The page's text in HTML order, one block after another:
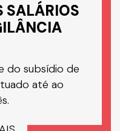
SALÁRIOS
do subsídio de
até ao